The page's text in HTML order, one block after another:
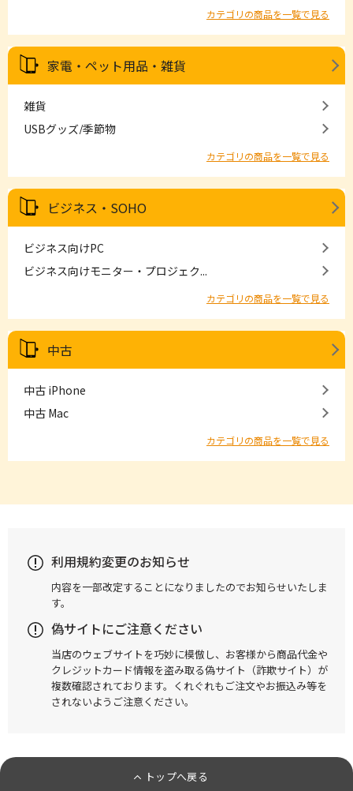
カテゴリの商品を一覧で見る
家電・ペット用品・雑貨
雑貨
USBグッズ/季節物
カテゴリの商品を一覧で見る
ビジネス・SOHO
ビジネス向けPC
ビジネス向けモニター・プロジェク...
カテゴリの商品を一覧で見る
中古
中古 iPhone
中古 Mac
カテゴリの商品を一覧で見る
利用規約変更のお知らせ
内容を一部改定することになりましたのでお知らせいたしま
す。
偽サイトにご注意ください
当店のウェブサイトを巧妙に模倣し、お客様から商品代金や
クレジットカード情報を盗み取る偽サイト（詐欺サイト）が
複数確認されております。くれぐれもご注文やお振込み等を
されないようご注意ください。
トップへ戻る